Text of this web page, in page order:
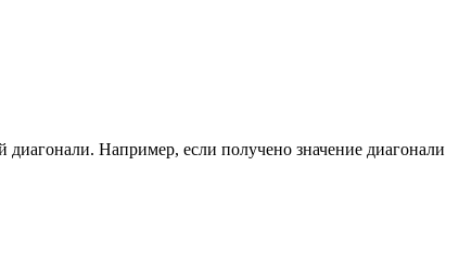
Например, если получено значение диагонали